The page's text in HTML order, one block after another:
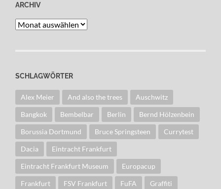
ARCHIV
Archiv
SCHLAGWÖRTER
Alex Meier And also the trees Auschwitz
Bangkok Bembelbar Berlin Bernd Hölzenbein
Borussia Dortmund Bruce Springsteen Currytest
Dacia Eintracht Frankfurt
Eintracht Frankfurt Museum Europacup
Frankfurt FSV Frankfurt FuFA Graffiti